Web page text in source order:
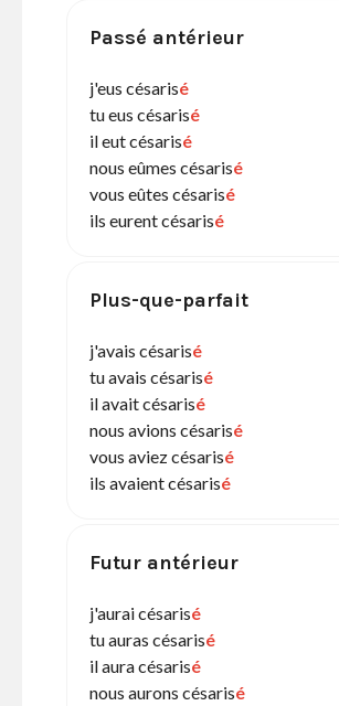
Passé antérieur
j'eus césarisé
tu eus césarisé
il eut césarisé
nous eûmes césarisé
vous eûtes césarisé
ils eurent césarisé
Plus-que-parfait
j'avais césarisé
tu avais césarisé
il avait césarisé
nous avions césarisé
vous aviez césarisé
ils avaient césarisé
Futur antérieur
j'aurai césarisé
tu auras césarisé
il aura césarisé
nous aurons césarisé